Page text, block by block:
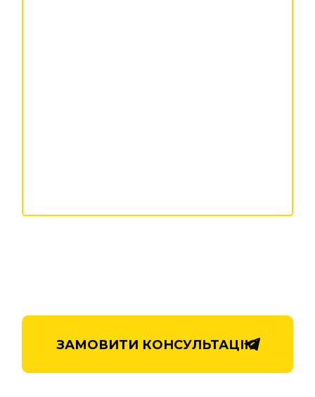
ЗАМОВИТИ КОНСУЛЬТАЦІЮ